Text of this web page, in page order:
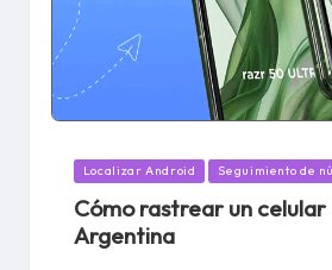
Publicado
Localizar Android Seguimiento de
Cómo rastrear un
Argentina